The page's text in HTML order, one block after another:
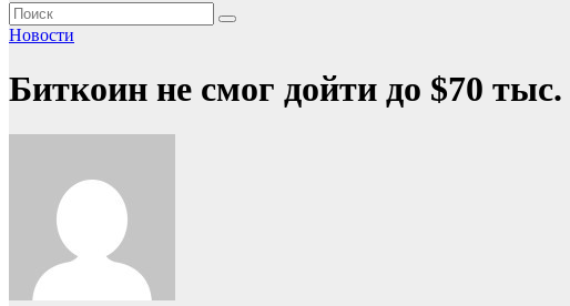
Новости
Биткоин не смог дойти до $70